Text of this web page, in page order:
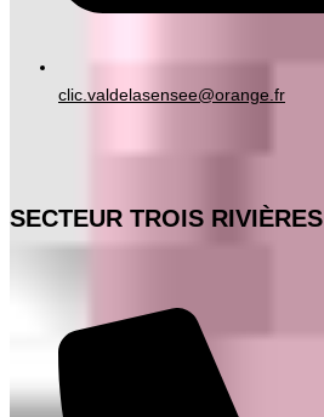
clic.valdelasensee@orange.fr
SECTEUR TROIS RIVIÈRES